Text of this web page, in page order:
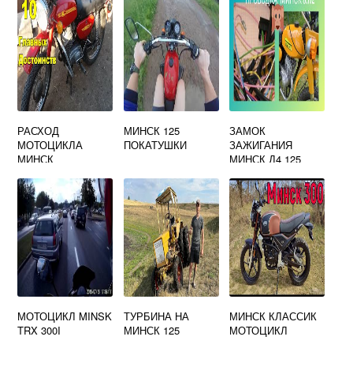
ВИДЕО
РАСХОД
МОТОЦИКЛА
МИНСК
МИНСК 125
ПОКАТУШКИ
ЗАМОК
ЗАЖИГАНИЯ
МИНСК Д4 125
МОТОЦИКЛ MINSK
TRX 300I
ТУРБИНА НА
МИНСК 125
МИНСК КЛАССИК
МОТОЦИКЛ